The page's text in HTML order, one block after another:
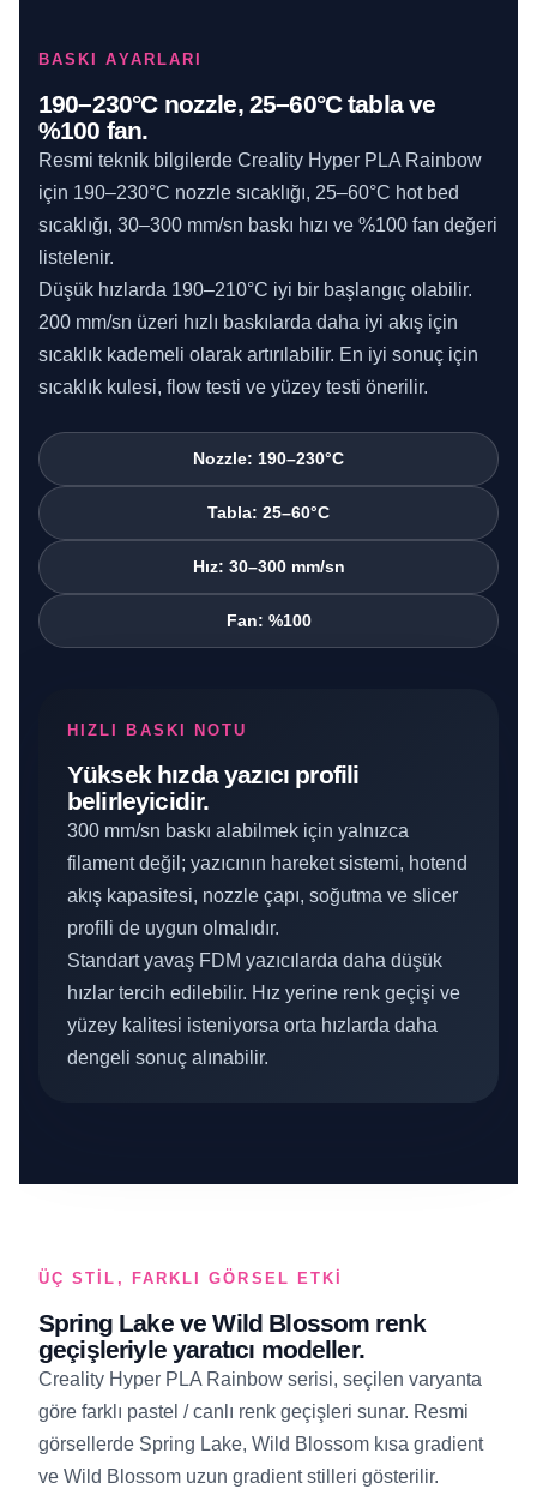
BASKI AYARLARI
190–230°C nozzle, 25–60°C tabla ve
%100 fan.
Resmi teknik bilgilerde Creality Hyper PLA Rainbow
için 190–230°C nozzle sıcaklığı, 25–60°C hot bed
sıcaklığı, 30–300 mm/sn baskı hızı ve %100 fan değeri
listelenir.
Düşük hızlarda 190–210°C iyi bir başlangıç olabilir.
200 mm/sn üzeri hızlı baskılarda daha iyi akış için
sıcaklık kademeli olarak artırılabilir. En iyi sonuç için
sıcaklık kulesi, flow testi ve yüzey testi önerilir.
Nozzle: 190–230°C
Tabla: 25–60°C
Hız: 30–300 mm/sn
Fan: %100
HIZLI BASKI NOTU
Yüksek hızda yazıcı profili
belirleyicidir.
300 mm/sn baskı alabilmek için yalnızca
filament değil; yazıcının hareket sistemi, hotend
akış kapasitesi, nozzle çapı, soğutma ve slicer
profili de uygun olmalıdır.
Standart yavaş FDM yazıcılarda daha düşük
hızlar tercih edilebilir. Hız yerine renk geçişi ve
yüzey kalitesi isteniyorsa orta hızlarda daha
dengeli sonuç alınabilir.
ÜÇ STIL, FARKLI GÖRSEL ETKI
Spring Lake ve Wild Blossom renk
geçişleriyle yaratıcı modeller.
Creality Hyper PLA Rainbow serisi, seçilen varyanta
göre farklı pastel / canlı renk geçişleri sunar. Resmi
görsellerde Spring Lake, Wild Blossom kısa gradient
ve Wild Blossom uzun gradient stilleri gösterilir.